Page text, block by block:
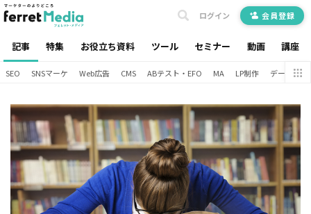
記事 特集 お役立ち資料 ツール セミナー 動画 講座
ログイン 会員登録
SEO SNSマーケ Web広告 CMS ABテスト・EFO MA LP制作 データ分析